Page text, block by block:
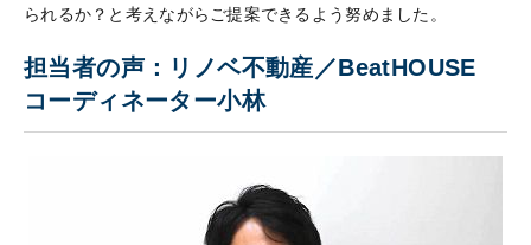
られるか？と考えながらご提案できるよう努めました。
担当者の声：リノベ不動産／BeatHOUSE
コーディネーター小林